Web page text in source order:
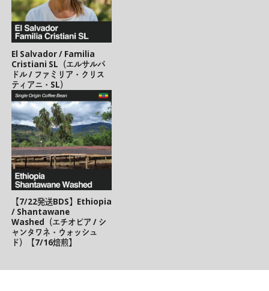
El Salvador / Familia
Cristiani SL（エルサルバ
ドル / ファミリア・クリス
ティアニ・SL）
【7/22発送BDS】Ethiopia
/ Shantawane
Washed（エチオピア / シ
ャンタワネ・ウォッシュ
ド）【7/16焙煎】